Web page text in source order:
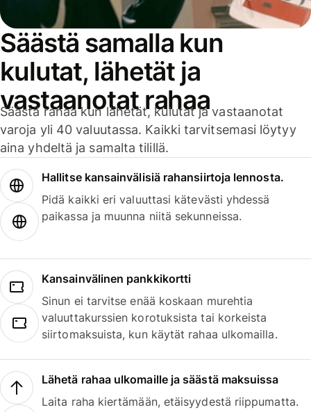
Säästä samalla kun
kulutat, lähetät ja
vastaanotat rahaa
Säästä rahaa kun lähetät, kulutat ja vastaanotat
varoja yli 40 valuutassa. Kaikki tarvitsemasi löytyy
aina yhdeltä ja samalta tilillä.
Hallitse kansainvälisiä rahansiirtoja lennosta.
Pidä kaikki eri valuuttasi kätevästi yhdessä
paikassa ja muunna niitä sekunneissa.
Kansainvälinen pankkikortti
Sinun ei tarvitse enää koskaan murehtia
valuuttakurssien korotuksista tai korkeista
siirtomaksuista, kun käytät rahaa ulkomailla.
Lähetä rahaa ulkomaille ja säästä maksuissa
Laita raha kiertämään, etäisyydestä riippumatta.